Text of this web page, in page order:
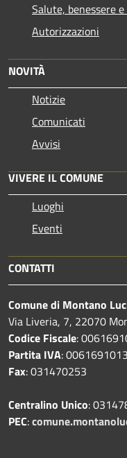
Salute, benessere
Autorizzazioni
NOVITÀ
Notizie
Comunicati
Avvisi
VIVERE IL COMUNE
Luoghi
Eventi
CONTATTI
Comune di Montano
Via Liveria, 7, 22070
Codice Fiscale:
Partita IVA:
Fax: 031470253
Centralino Unico:
PEC: